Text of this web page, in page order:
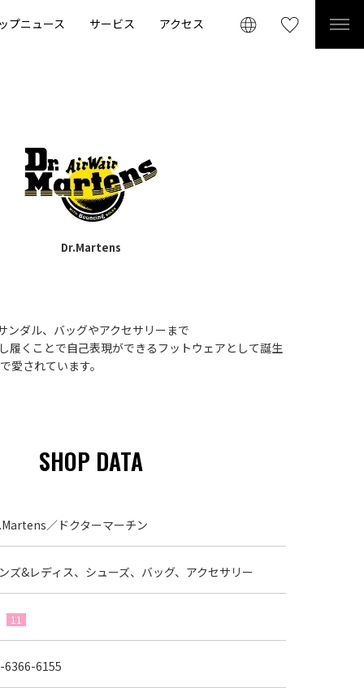
プニュース サービス アクセス
Dr.Martens
ンダル、バッグやアクセサリーまで
履くことで自己表現ができるフットウェアとして誕生
愛されています。
SHOP DATA
／ドクターマーチン
ズ&レディス、シューズ、バッグ、アクセサリー
11
6366-6155